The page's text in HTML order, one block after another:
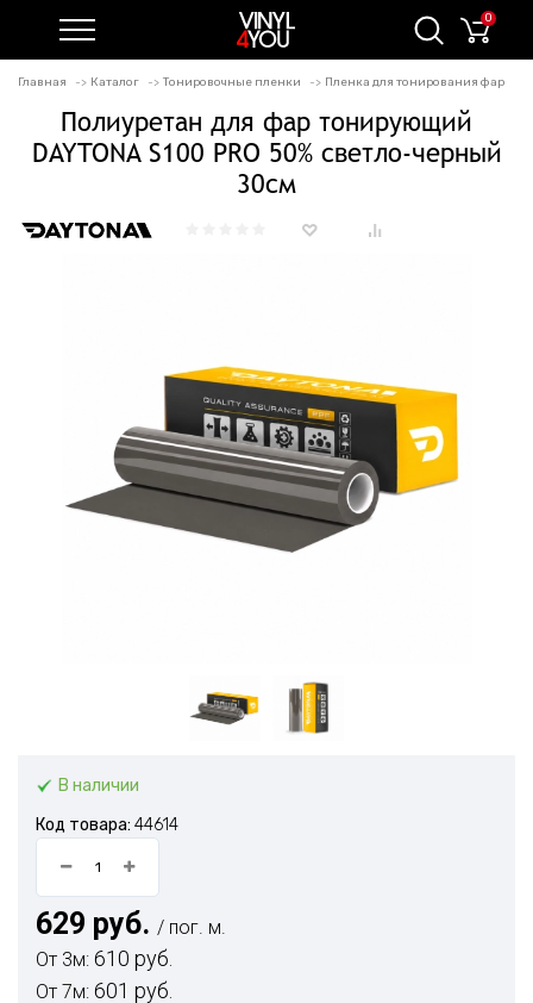
0
Главная Каталог Тонировочные пленки Пленка для тонирования фар
Полиуретан для фар тонирующий
DAYTONA S100 PRO 50% светло-черный
30см
В наличии
Код товара: 44614
629 руб. / пог. м.
От 3м: 610 руб.
От 7м: 601 руб.